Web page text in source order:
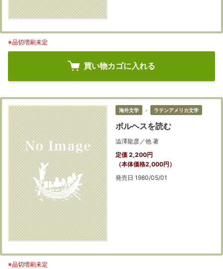
※品切増刷未定
買い物カゴに入れる
海外文学 ＞ ラテンアメリカ文学
ボルヘスを読む
澁澤龍彦／他 著
定価 2,200円
（本体価格2,000円）
発売日 1980/05/01
※品切増刷未定